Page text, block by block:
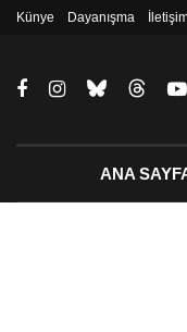
Künye Dayanışma
ANA